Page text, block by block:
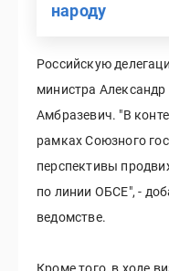
народу
Российскую
министра
Амбразевич. "В
рамках Союзного
перспективы
по линии ОБСЕ", -
ведомстве.